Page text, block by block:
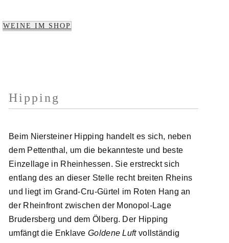
WEINE IM SHOP
Hipping
Beim Niersteiner Hipping handelt es sich, neben
dem Pettenthal, um die bekannteste und beste
Einzellage in Rheinhessen. Sie erstreckt sich
entlang des an dieser Stelle recht breiten Rheins
und liegt im Grand-Cru-Gürtel im Roten Hang an
der Rheinfront zwischen der Monopol-Lage
Brudersberg und dem Ölberg. Der Hipping
umfängt die EnklaveGoldene Luftvollständig